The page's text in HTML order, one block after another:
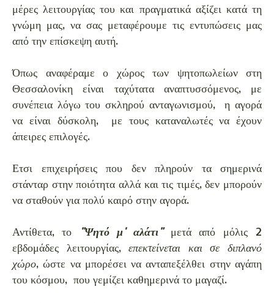
μέρες λειτουργίας του και πραγματικά αξίζει κατά τη
γνώμη μας, να σας μεταφέρουμε τις εντυπώσεις μας
από την επίσκεψη αυτή.
Όπως αναφέραμε ο χώρος των ψητοπωλείων στη
Θεσσαλονίκη είναι ταχύτατα αναπτυσσόμενος, με
συνέπεια λόγω του σκληρού ανταγωνισμού, η αγορά
να είναι δύσκολη, με τους καταναλωτές να έχουν
άπειρες επιλογές.
Ετσι επιχειρήσεις που δεν πληρούν τα σημερινά
στάνταρ στην ποιότητα αλλά και τις τιμές, δεν μπορούν
να σταθούν για πολύ καιρό στην αγορά.
Αντίθετα, το "Ψητό μ' αλάτι" μετά από μόλις 2
εβδομάδες λειτουργίας,επεκτείνεται και σε διπλανό
χώρο, ώστε να μπορέσει να ανταπεξέλθει στην αγάπη
του κόσμου, που γεμίζει καθημερινά το μαγαζί.